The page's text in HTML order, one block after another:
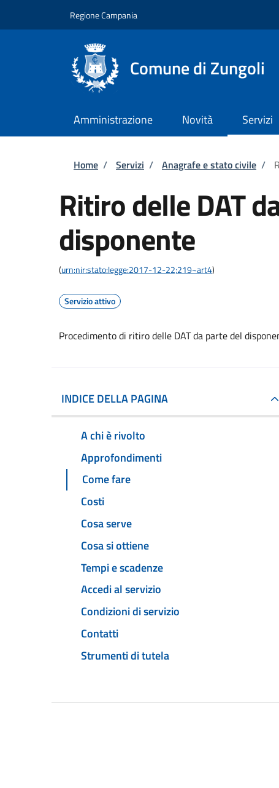
Regione Campania
Comune di Zungoli
Amministrazione Novità Servizi
Briciole di pane
Home / Servizi / Anagrafe e stato civile /
Ritiro delle DAT
disponente
(urn:nir:stato:legge:2017-12-22;219~art4)
Servizio attivo
Procedimento di ritiro delle DAT da parte del
INDICE DELLA PAGINA
A chi è rivolto
Approfondimenti
Come fare
Costi
Cosa serve
Cosa si ottiene
Tempi e scadenze
Accedi al servizio
Condizioni di servizio
Contatti
Strumenti di tutela